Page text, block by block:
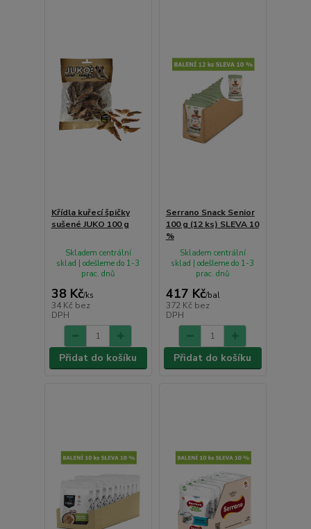
Křídla kuřecí špičky
sušené JUKO 100 g
38 Kč/ks
34 Kč bez
DPH
Skladem centrální
sklad | odešleme do 1-3
prac. dnů
Přidat do košíku
Serrano Snack Senior
100 g (12 ks) SLEVA 10
%
417 Kč/bal
372 Kč bez
DPH
Skladem centrální
sklad | odešleme do 1-3
prac. dnů
Přidat do košíku